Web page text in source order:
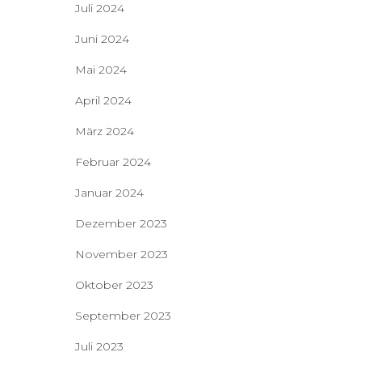
Juli 2024
Juni 2024
Mai 2024
April 2024
März 2024
Februar 2024
Januar 2024
Dezember 2023
November 2023
Oktober 2023
September 2023
Juli 2023